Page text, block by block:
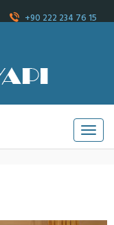
+90 222 234 76 15